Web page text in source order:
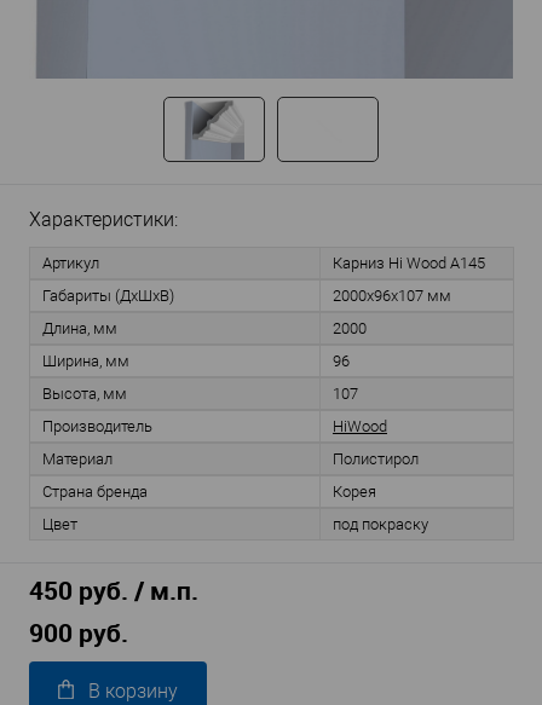
Характеристики:
Артикул
Карниз Hi Wood A145
Габариты (ДхШхВ)
2000x96x107 мм
Длина, мм
2000
Ширина, мм
96
Высота, мм
107
Производитель
HiWood
Материал
Полистирол
Страна бренда
Корея
Цвет
под покраску
450 руб. / м.п.
900 руб.
В корзину